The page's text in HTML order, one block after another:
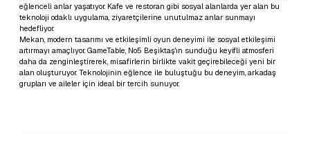
eğlenceli anlar yaşatıyor. Kafe ve restoran gibi sosyal alanlarda yer alan bu
teknoloji odaklı uygulama, ziyaretçilerine unutulmaz anlar sunmayı
hedefliyor.
Mekan, modern tasarımı ve etkileşimli oyun deneyimi ile sosyal etkileşimi
artırmayı amaçlıyor. GameTable, No5 Beşiktaş'ın sunduğu keyifli atmosferi
daha da zenginleştirerek, misafirlerin birlikte vakit geçirebileceği yeni bir
alan oluşturuyor. Teknolojinin eğlence ile buluştuğu bu deneyim, arkadaş
grupları ve aileler için ideal bir tercih sunuyor.